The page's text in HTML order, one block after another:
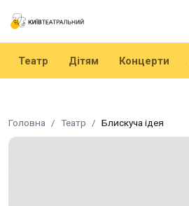
Театр Дітям Концерти
Головна Театр Блискуча ідея